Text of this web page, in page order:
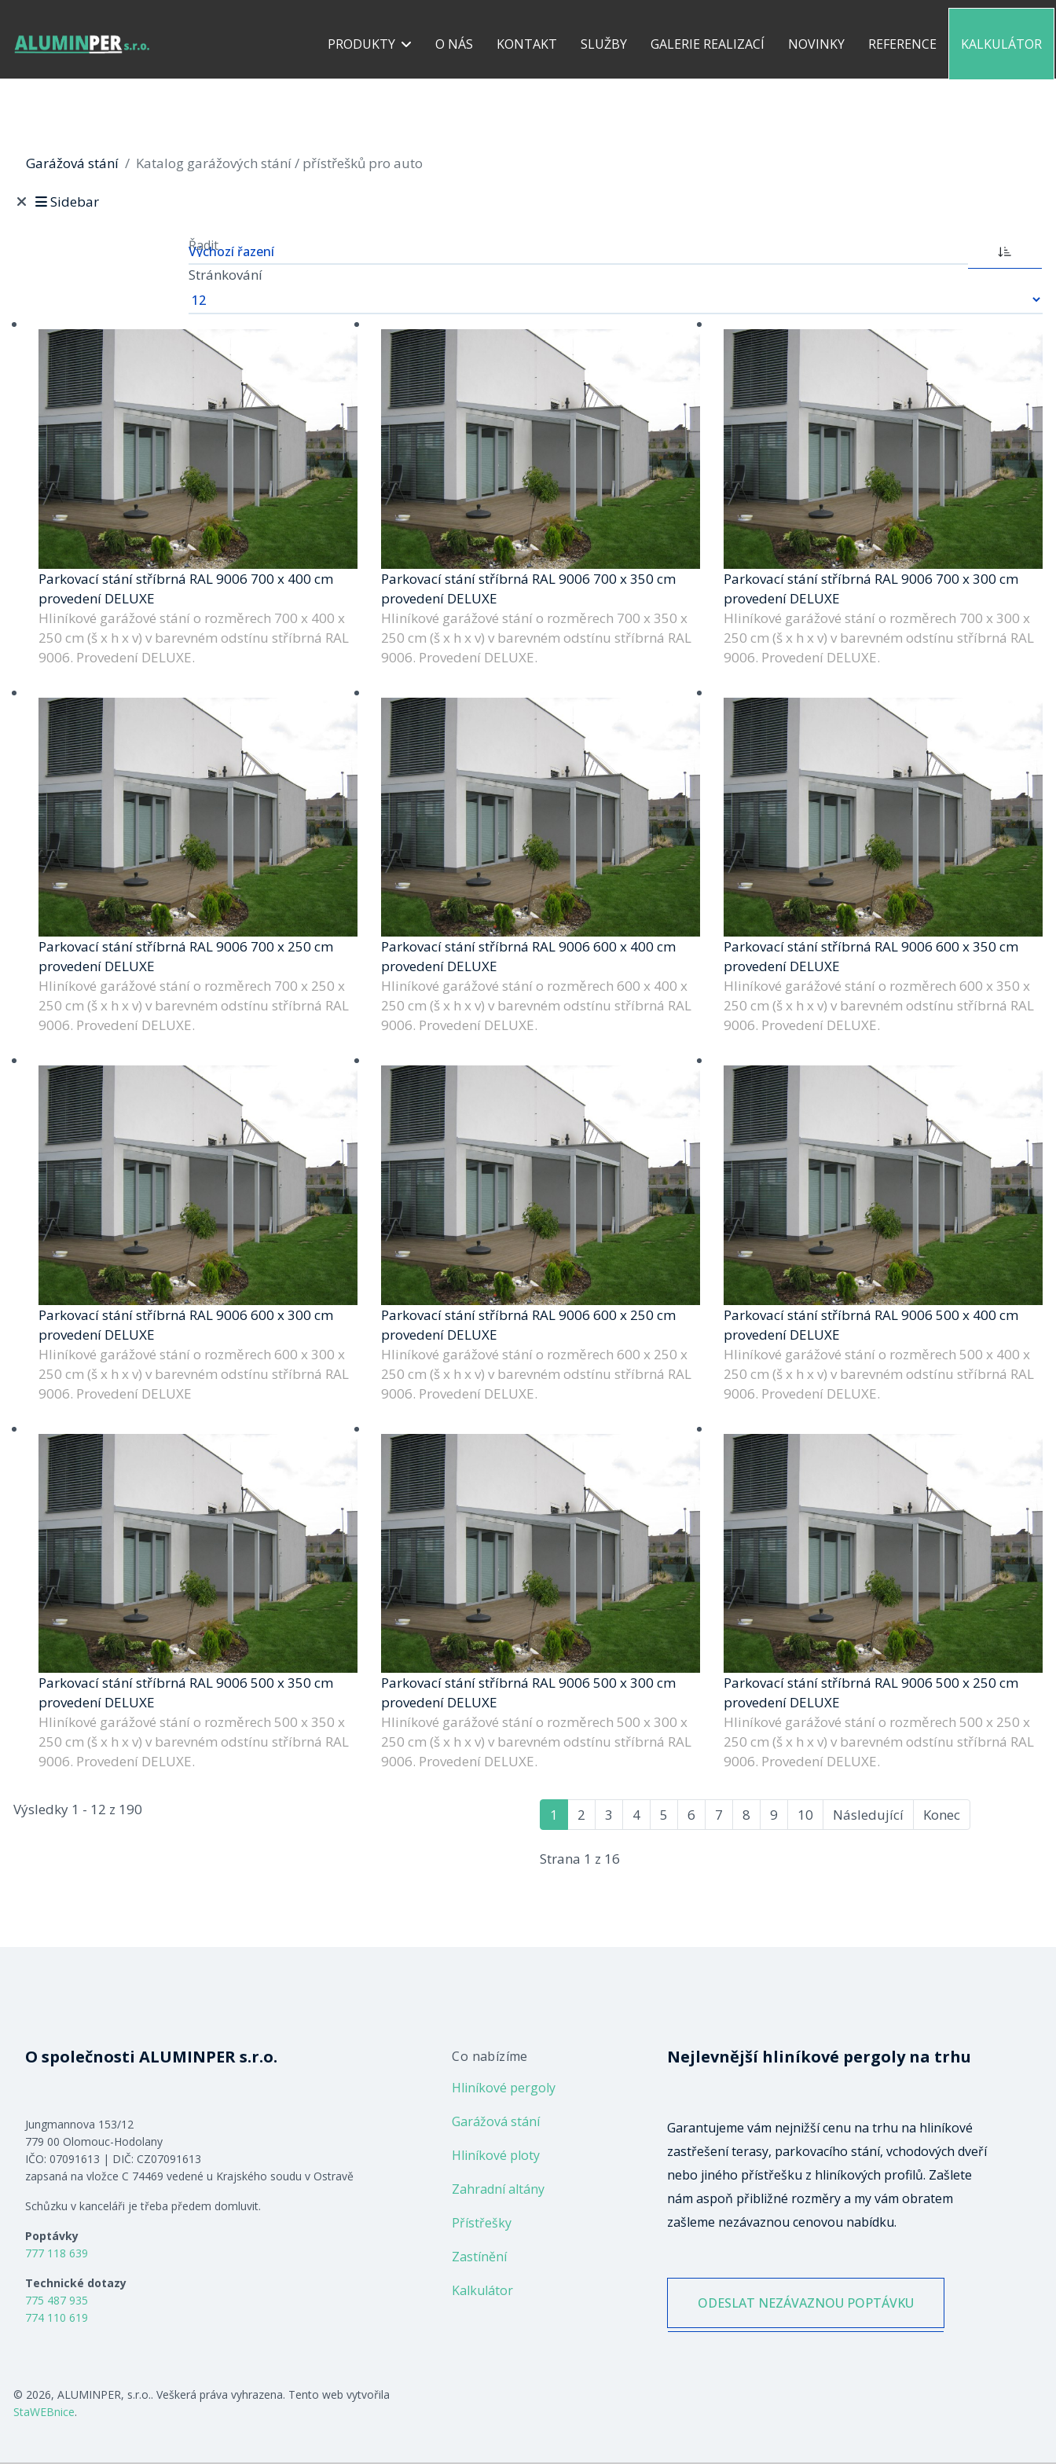
PRODUKTY O NÁS KONTAKT SLUŽBY GALERIE REALIZACÍ NOVINKY REFERENCE KALKULÁTOR
Garážová stání Katalog garážových stání / přístřešků pro auto
Sidebar
Řadit
Stránkování
Parkovací stání stříbrná RAL 9006 700 x 400 cm
provedení DELUXE
Hliníkové garážové stání o rozměrech 700 x 400 x
250 cm (š x h x v) v barevném odstínu stříbrná RAL
9006. Provedení DELUXE.
Parkovací stání stříbrná RAL 9006 700 x 350 cm
provedení DELUXE
Hliníkové garážové stání o rozměrech 700 x 350 x
250 cm (š x h x v) v barevném odstínu stříbrná RAL
9006. Provedení DELUXE.
Parkovací stání stříbrná RAL 9006 700 x 300 cm
provedení DELUXE
Hliníkové garážové stání o rozměrech 700 x 300 x
250 cm (š x h x v) v barevném odstínu stříbrná RAL
9006. Provedení DELUXE.
Parkovací stání stříbrná RAL 9006 700 x 250 cm
provedení DELUXE
Hliníkové garážové stání o rozměrech 700 x 250 x
250 cm (š x h x v) v barevném odstínu stříbrná RAL
9006. Provedení DELUXE.
Parkovací stání stříbrná RAL 9006 600 x 400 cm
provedení DELUXE
Hliníkové garážové stání o rozměrech 600 x 400 x
250 cm (š x h x v) v barevném odstínu stříbrná RAL
9006. Provedení DELUXE.
Parkovací stání stříbrná RAL 9006 600 x 350 cm
provedení DELUXE
Hliníkové garážové stání o rozměrech 600 x 350 x
250 cm (š x h x v) v barevném odstínu stříbrná RAL
9006. Provedení DELUXE.
Parkovací stání stříbrná RAL 9006 600 x 300 cm
provedení DELUXE
Hliníkové garážové stání o rozměrech 600 x 300 x
250 cm (š x h x v) v barevném odstínu stříbrná RAL
9006. Provedení DELUXE
Parkovací stání stříbrná RAL 9006 600 x 250 cm
provedení DELUXE
Hliníkové garážové stání o rozměrech 600 x 250 x
250 cm (š x h x v) v barevném odstínu stříbrná RAL
9006. Provedení DELUXE.
Parkovací stání stříbrná RAL 9006 500 x 400 cm
provedení DELUXE
Hliníkové garážové stání o rozměrech 500 x 400 x
250 cm (š x h x v) v barevném odstínu stříbrná RAL
9006. Provedení DELUXE.
Parkovací stání stříbrná RAL 9006 500 x 350 cm
provedení DELUXE
Hliníkové garážové stání o rozměrech 500 x 350 x
250 cm (š x h x v) v barevném odstínu stříbrná RAL
9006. Provedení DELUXE.
Parkovací stání stříbrná RAL 9006 500 x 300 cm
provedení DELUXE
Hliníkové garážové stání o rozměrech 500 x 300 x
250 cm (š x h x v) v barevném odstínu stříbrná RAL
9006. Provedení DELUXE.
Parkovací stání stříbrná RAL 9006 500 x 250 cm
provedení DELUXE
Hliníkové garážové stání o rozměrech 500 x 250 x
250 cm (š x h x v) v barevném odstínu stříbrná RAL
9006. Provedení DELUXE.
Výsledky 1 - 12 z 190 1 2 3 4 5 6 7 8 9 10 Následující Konec
Strana 1 z 16
O společnosti ALUMINPER s.r.o.
Jungmannova 153/12
779 00 Olomouc-Hodolany
IČO: 07091613 | DIČ: CZ07091613
zapsaná na vložce C 74469 vedené u Krajského soudu v Ostravě
Schůzku v kanceláři je třeba předem domluvit.
Poptávky
777 118 639
Technické dotazy
775 487 935
774 110 619
© 2026, ALUMINPER, s.r.o.. Veškerá práva vyhrazena. Tento web vytvořila
StaWEBnice.
Co nabízíme
Hliníkové pergoly
Garážová stání
Hliníkové ploty
Zahradní altány
Přístřešky
Zastínění
Kalkulátor
Nejlevnější hliníkové pergoly na trhu
Garantujeme vám nejnižší cenu na trhu na hliníkové
zastřešení terasy, parkovacího stání, vchodových dveří
nebo jiného přístřešku z hliníkových profilů. Zašlete
nám aspoň přibližné rozměry a my vám obratem
zašleme nezávaznou cenovou nabídku.
ODESLAT NEZÁVAZNOU POPTÁVKU